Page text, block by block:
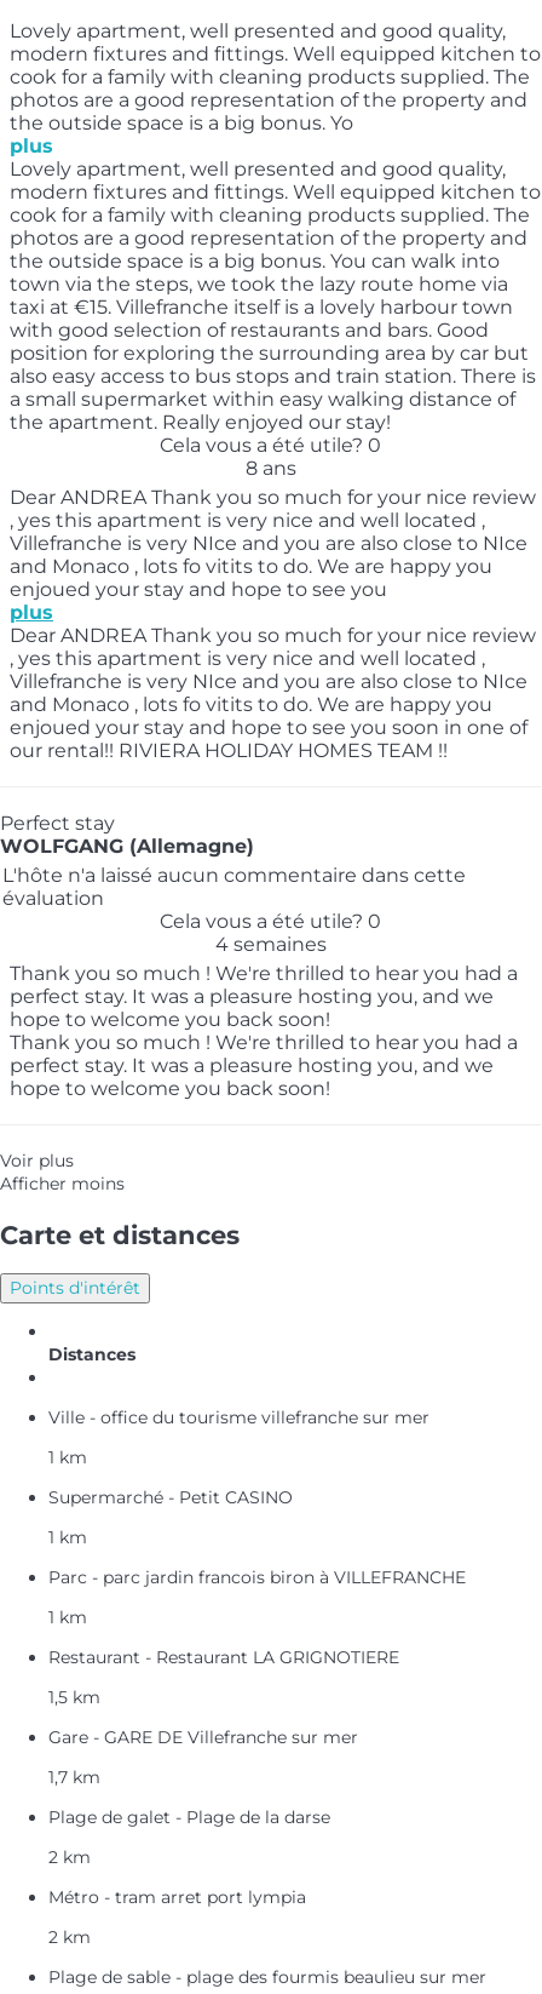
Lovely apartment, well presented and good quality,
modern fixtures and fittings. Well equipped kitchen to
cook for a family with cleaning products supplied. The
photos are a good representation of the property and
the outside space is a big bonus. Yo
plus
Lovely apartment, well presented and good quality,
modern fixtures and fittings. Well equipped kitchen to
cook for a family with cleaning products supplied. The
photos are a good representation of the property and
the outside space is a big bonus. You can walk into
town via the steps, we took the lazy route home via
taxi at €15. Villefranche itself is a lovely harbour town
with good selection of restaurants and bars. Good
position for exploring the surrounding area by car but
also easy access to bus stops and train station. There is
a small supermarket within easy walking distance of
the apartment. Really enjoyed our stay!
Cela vous a été utile? 0
8 ans
Dear ANDREA Thank you so much for your nice review
, yes this apartment is very nice and well located ,
Villefranche is very NIce and you are also close to NIce
and Monaco , lots fo vitits to do. We are happy you
enjoued your stay and hope to see you
plus
Dear ANDREA Thank you so much for your nice review
, yes this apartment is very nice and well located ,
Villefranche is very NIce and you are also close to NIce
and Monaco , lots fo vitits to do. We are happy you
enjoued your stay and hope to see you soon in one of
our rental!! RIVIERA HOLIDAY HOMES TEAM !!
Perfect stay
WOLFGANG (Allemagne)
L'hôte n'a laissé aucun commentaire dans cette
évaluation
Cela vous a été utile? 0
4 semaines
Thank you so much ! We're thrilled to hear you had a
perfect stay. It was a pleasure hosting you, and we
hope to welcome you back soon!
Thank you so much ! We're thrilled to hear you had a
perfect stay. It was a pleasure hosting you, and we
hope to welcome you back soon!
Voir plus
Afficher moins
Carte et distances
Points d'intérêt
Distances
Ville - office du tourisme villefranche sur mer
1 km
Supermarché - Petit CASINO
1 km
Parc - parc jardin francois biron à VILLEFRANCHE
1 km
Restaurant - Restaurant LA GRIGNOTIERE
1,5 km
Gare - GARE DE Villefranche sur mer
1,7 km
Plage de galet - Plage de la darse
2 km
Métro - tram arret port lympia
2 km
Plage de sable - plage des fourmis beaulieu sur mer